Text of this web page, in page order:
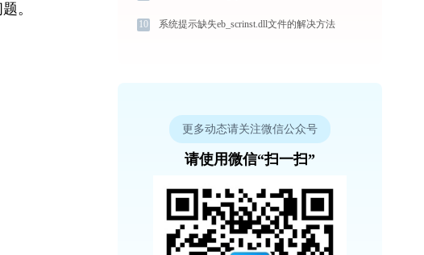
。
10 系统提示缺失eb_scrinst.dll文件的解决方法
更多动态请关注微信公众号
请使用微信“扫一扫”